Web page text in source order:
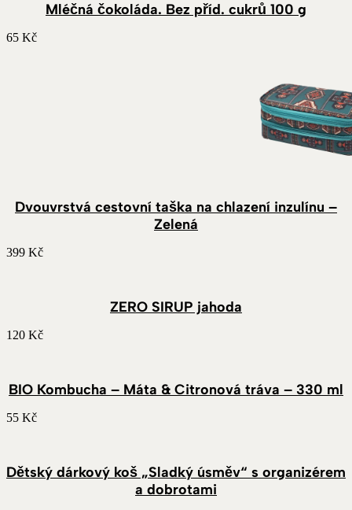
Mléčná čokoláda. Bez příd. cukrů 100 g
65 Kč
Dvouvrstvá cestovní taška na chlazení inzulínu –
Zelená
399 Kč
ZERO SIRUP jahoda
120 Kč
BIO Kombucha – Máta & Citronová tráva – 330 ml
55 Kč
Dětský dárkový koš „Sladký úsměv“ s organizérem
a dobrotami